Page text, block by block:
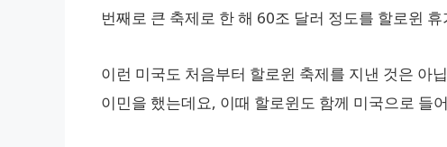
번째로 큰 축제로 한 해 60조 달러 정도를 할로윈
이런 미국도 처음부터 할로윈 축제를 지낸 것은 아
이민을 했는데요, 이때 할로윈도 함께 미국으로 들